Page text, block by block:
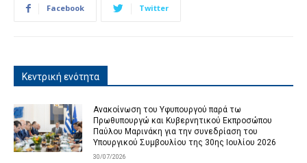
Facebook Twitter
Κεντρική ενότητα
Ανακοίνωση του Υφυπουργού παρά τω
Πρωθυπουργώ και Κυβερνητικού Εκπροσώπου
Παύλου Μαρινάκη για την συνεδρίαση του
Υπουργικού Συμβουλίου της 30ης Ιουλίου 2026
30/07/2026